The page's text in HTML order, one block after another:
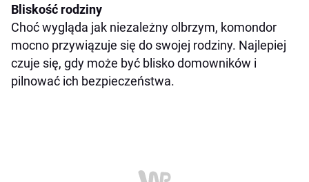
Bliskość rodziny
Choć wygląda jak niezależny olbrzym, komondor
mocno przywiązuje się do swojej rodziny. Najlepiej
czuje się, gdy może być blisko domowników i
pilnować ich bezpieczeństwa.